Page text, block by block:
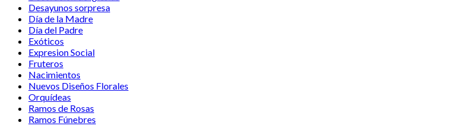
Desayunos sorpresa
Día de la Madre
Día del Padre
Exóticos
Expresion Social
Fruteros
Nacimientos
Nuevos Diseños Florales
Orquídeas
Ramos de Rosas
Ramos Fúnebres